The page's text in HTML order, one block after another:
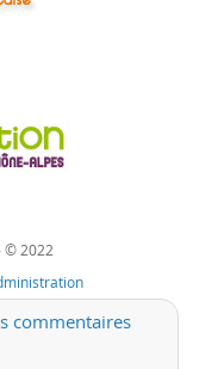
© 2022
commentaires